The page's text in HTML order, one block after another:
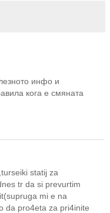
инфо и
кога е смяната
statij za
tr da si prevurtim
mi e na
da pro4eta za pri4inite